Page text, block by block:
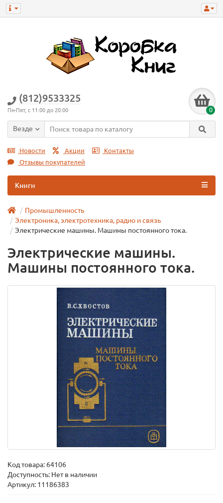
(812)9533325
Пн-Пят, с 11:00 до 20:00 0
Везде
Новости Акции
Контакты
Отзывы покупателей
Книги
Промышленность
Электроника, электротехника, радио и связь
Электрические машины. Машины постоянного тока.
Электрические машины.
Машины постоянного тока.
Код товара: 64106
Доступность: Нет в наличии
Артикул: 11186383